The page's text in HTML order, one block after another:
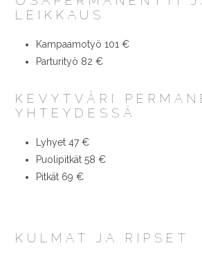
LEIKKAUS
Kampaamotyö 101 €
Parturityö 82 €
KEVYTVÄRI
YHTEYDESSÄ
Lyhyet 47 €
Puolipitkät 58 €
Pitkät 69 €
KULMAT JA RIPSET